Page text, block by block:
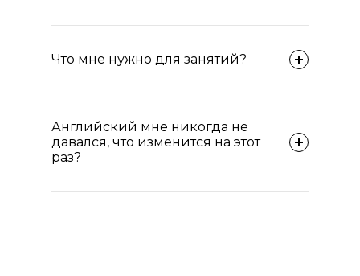
Что мне нужно для занятий?
Английский мне никогда не
давался, что изменится на этот
раз?